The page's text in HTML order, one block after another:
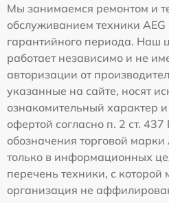
Мы занимаемся ремонтом и
обслуживанием техники AEG
гарантийного периода. Наш
работает независимо и не
авторизации от
указанные на сайте, носят
ознакомительный характер
офертой согласно п. 2 ст.
обозначения торговой
только в информационных
перечень техники, с
организация не